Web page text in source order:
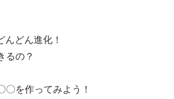
んどん進化！
るの？
〇を作ってみよう！